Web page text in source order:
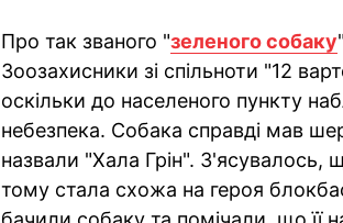
Про так званого "зеленого собаку
Зоозахисники зі спільноти "12
оскільки до населеного пункту
небезпека. Собака справді мав
назвали "Хала Грін". З'ясувалось,
тому стала схожа на героя